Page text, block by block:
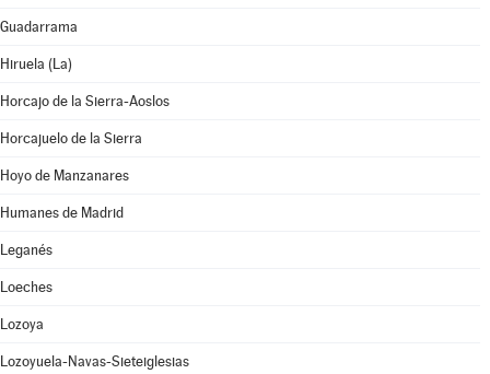
Guadarrama
Hiruela (La)
Horcajo de la Sierra-Aoslos
Horcajuelo de la Sierra
Hoyo de Manzanares
Humanes de Madrid
Leganés
Loeches
Lozoya
Lozoyuela-Navas-Sieteiglesias